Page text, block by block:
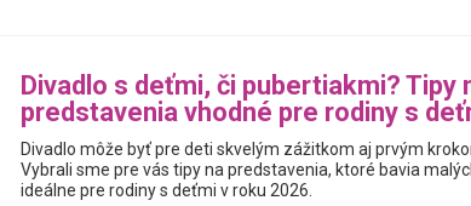
Divadlo s deťmi, či pubertiakmi? Tipy
predstavenia vhodné pre rodiny s
Divadlo môže byť pre deti skvelým zážitkom aj prvým
Vybrali sme pre vás tipy na predstavenia, ktoré bavia
ideálne pre rodiny s deťmi v roku 2026.